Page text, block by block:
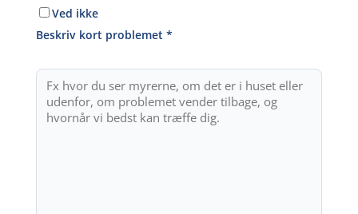
Ved ikke
Beskriv kort problemet *